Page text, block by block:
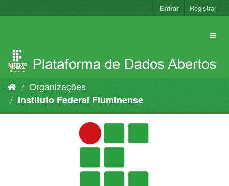
para
Entrar Registrar
Organizações
Instituto Federal Fluminense